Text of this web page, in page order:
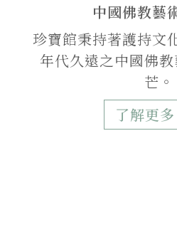
中國佛教藝
珍寶館秉持著護持文
年代久遠之中國佛
芒。
了解更多